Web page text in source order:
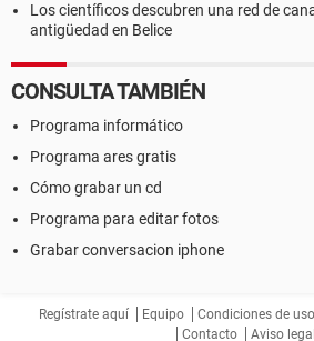
Los científicos descubren una red de
antigüedad en Belice
CONSULTA TAMBIÉN
Programa informático
Programa ares gratis
Cómo grabar un cd
Programa para editar fotos
Grabar conversacion iphone
Regístrate aquí Equipo Condiciones de uso
Contacto
Aviso legal